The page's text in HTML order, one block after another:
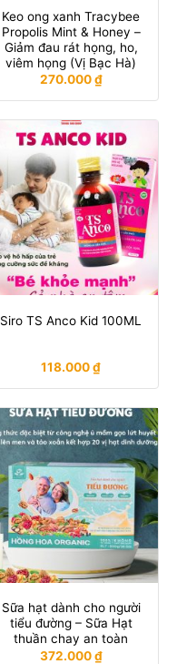
Keo ong xanh Tracybee
Propolis Mint & Honey –
Giảm đau rát họng, ho,
viêm họng (Vị Bạc Hà)
270.000₫
Siro TS Anco Kid 100ML
118.000₫
Sữa hạt dành cho người
tiểu đường – Sữa Hạt
thuần chay an toàn
372.000₫